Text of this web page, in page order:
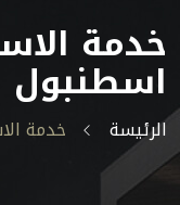
خدمة
اسطنبول
الرئيسة خدمة